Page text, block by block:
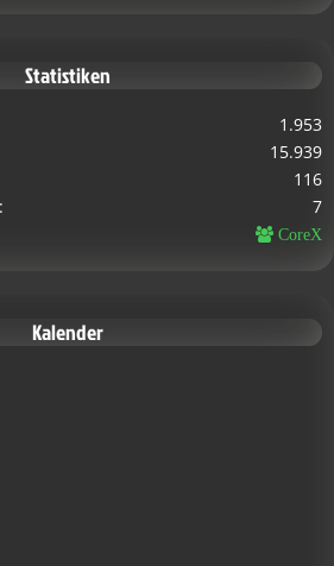
Statistiken
1.953
15.939
116
7
CoreX
Kalender